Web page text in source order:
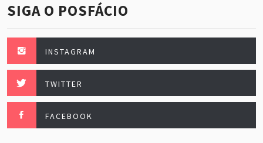
SIGA O POSFÁCIO
INSTAGRAM
TWITTER
FACEBOOK